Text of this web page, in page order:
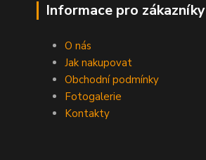
Informace pro zákazníky
O nás
Jak nakupovat
Obchodní podmínky
Fotogalerie
Kontakty